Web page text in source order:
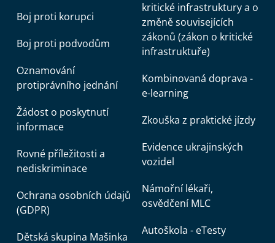
Boj proti korupci
Boj proti podvodům
Oznamování
protiprávního jednání
Žádost o poskytnutí
informace
Rovné příležitosti a
nediskriminace
Ochrana osobních údajů
(GDPR)
Dětská skupina Mašinka
kritické infrastruktury a o
změně souvisejících
zákonů (zákon o kritické
infrastruktuře)
Kombinovaná doprava -
e-learning
Zkouška z praktické jízdy
Evidence ukrajinských
vozidel
Námořní lékaři,
osvědčení MLC
Autoškola - eTesty